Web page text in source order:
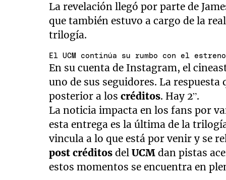
La revelación llegó por parte de
que también estuvo a cargo de la
trilogía.
El UCM continúa su rumbo con el
En su cuenta de Instagram, el
uno de sus seguidores. La
posterior a loscréditos. Hay 2”.
La noticia impacta en los fans por
esta entrega es la última de la
vincula a lo que está por venir y se
post créditos delUCM dan pistas
estos momentos se encuentra en